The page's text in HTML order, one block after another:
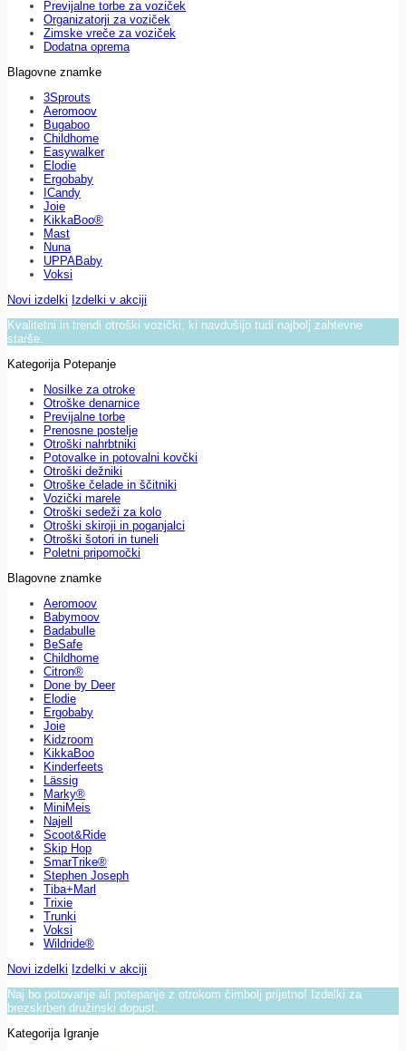
Previjalne torbe za voziček
Organizatorji za voziček
Zimske vreče za voziček
Dodatna oprema
Blagovne znamke
3Sprouts
Aeromoov
Bugaboo
Childhome
Easywalker
Elodie
Ergobaby
ICandy
Joie
KikkaBoo®
Mast
Nuna
UPPABaby
Voksi
Novi izdelki Izdelki v akciji
Kvalitetni in trendi otroški vozički, ki navdušijo tudi najbolj zahtevne
starše.
Kategorija Potepanje
Nosilke za otroke
Otroške denarnice
Previjalne torbe
Prenosne postelje
Otroški nahrbtniki
Potovalke in potovalni kovčki
Otroški dežniki
Otroške čelade in ščitniki
Vozički marele
Otroški sedeži za kolo
Otroški skiroji in poganjalci
Otroški šotori in tuneli
Poletni pripomočki
Blagovne znamke
Aeromoov
Babymoov
Badabulle
BeSafe
Childhome
Citron®
Done by Deer
Elodie
Ergobaby
Joie
Kidzroom
KikkaBoo
Kinderfeets
Lässig
Marky®
MiniMeis
Najell
Scoot&Ride
Skip Hop
SmarTrike®
Stephen Joseph
Tiba+Marl
Trixie
Trunki
Voksi
Wildride®
Novi izdelki Izdelki v akciji
Naj bo potovanje ali potepanje z otrokom čimbolj prijetno! Izdelki za
brezskrben družinski dopust.
Kategorija Igranje